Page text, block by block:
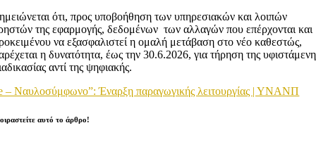
ότι, προς υποβοήθηση των υπηρεσιακών και λοιπών
της εφαρμογής, δεδομένων των αλλαγών που επέρχονται και
να εξασφαλιστεί η ομαλή μετάβαση στο νέο καθεστώς,
η δυνατότητα, έως την 30.6.2026, για τήρηση της
αντί της ψηφιακής.
– Ναυλοσύμφωνο”: Έναρξη παραγωγικής λειτουργίας | ΥΝΑΝΠ
αυτό το άρθρο!